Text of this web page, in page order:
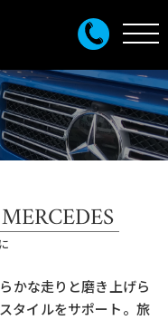
かな走りと磨き上げら
タイルをサポート。旅